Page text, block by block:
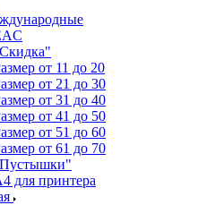
от 11 до 20
от 21 до 30
от 31 до 40
от 41 до 50
от 51 до 60
от 61 до 70
для принтера